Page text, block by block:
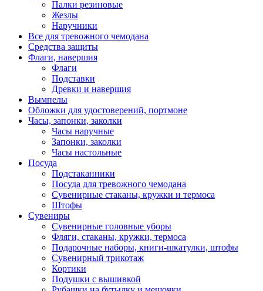
Палки резиновые
Жезлы
Наручники
Все для тревожного чемодана
Средства защиты
Флаги, навершия
Флаги
Подставки
Древки и навершия
Вымпелы
Обложки для удостоверений, портмоне
Часы, запонки, заколки
Часы наручные
Запонки, заколки
Часы настольные
Посуда
Подстаканники
Посуда для тревожного чемодана
Сувенирные стаканы, кружки и термоса
Штофы
Сувениры
Сувенирные головные уборы
Фляги, стаканы, кружки, термоса
Подарочные наборы, книги-шкатулки, штофы
Сувенирный трикотаж
Кортики
Подушки с вышивкой